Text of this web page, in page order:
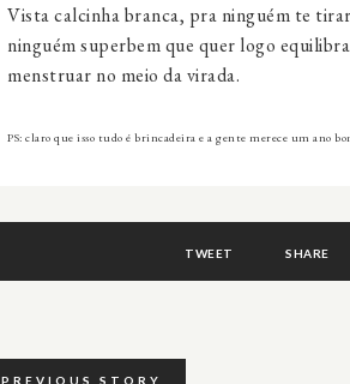
Vista calcinha branca, pra ninguém te
ninguém superbem que quer logo
menstruar no meio da virada.
PS: claro que isso tudo é brincadeira e a gente merece um ano
TWEET SHARE
PREVIOUS STORY